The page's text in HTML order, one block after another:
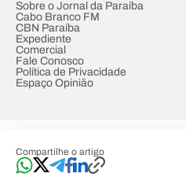
Compartilhe o artigo
Sobre o Jornal da Paraíba
Cabo Branco FM
CBN Paraíba
Expediente
Comercial
Fale Conosco
Política de Privacidade
Espaço Opinião
Developed by Designed by